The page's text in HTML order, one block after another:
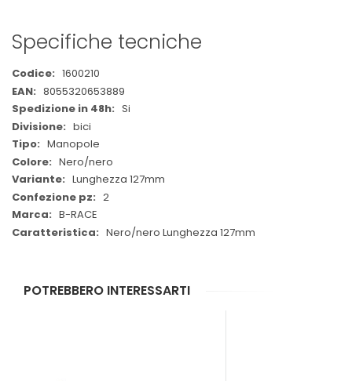
Specifiche tecniche
Maggiori
Informazioni
1600210
8055320653889
Si
bici
Manopole
Nero/nero
Lunghezza 127mm
2
B-RACE
Nero/nero Lunghezza 127mm
POTREBBERO INTERESSARTI